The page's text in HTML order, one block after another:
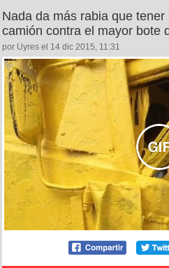
Nada da más rabia que
camión contra el mayor bote
por Uyres el 14 dic 2015, 11:31